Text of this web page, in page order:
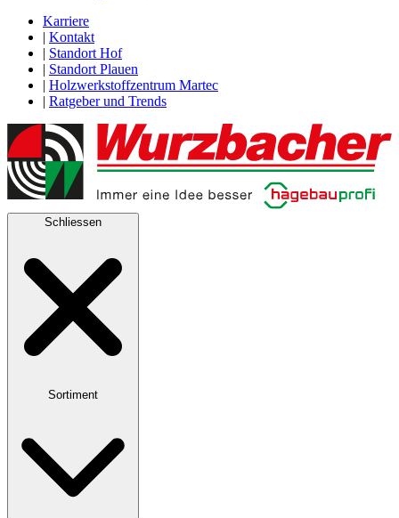
Karriere
| Kontakt
| Standort Hof
| Standort Plauen
| Holzwerkstoffzentrum Martec
| Ratgeber und Trends
Schliessen
Sortiment